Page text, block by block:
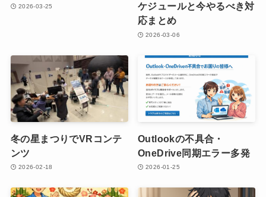
2026-03-25
ケジュールと今やるべき対
応まとめ
2026-03-06
冬の星まつりでVRコンテ
ンツ
2026-02-18
Outlookの不具合・
OneDrive同期エラー多発
2026-01-25